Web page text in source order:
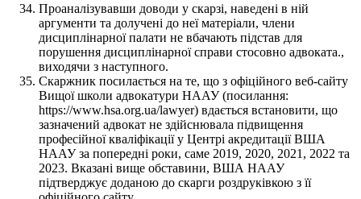
Проаналізувавши доводи у скарзі, наведені в ній
аргументи та долучені до неї матеріали, члени
дисциплінарної палати не вбачають підстав для
порушення дисциплінарної справи стосовно адвоката.,
виходячи з наступного.
Скаржник посилається на те, що з офіційного веб-сайту
Вищої школи адвокатури НААУ (посилання:
https://www.hsa.org.ua/lawyer) вдається встановити, що
зазначений адвокат не здійснювала підвищення
професійної кваліфікації у Центрі акредитації ВША
НААУ за попередні роки, саме 2019, 2020, 2021, 2022 та
2023. Вказані вище обставини, ВША НААУ
підтверджує доданою до скарги роздруківкою з її